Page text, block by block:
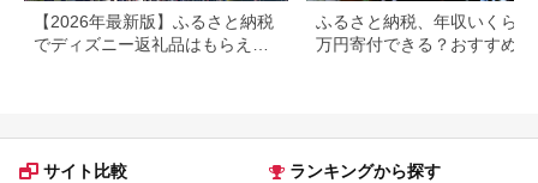
【2026年最新版】ふるさと納税
でディズニー返礼品はもらえ
ふるさと納税、年収いくらで
万円寄付できる？おすすめ返
サイト比較 ランキングから探す